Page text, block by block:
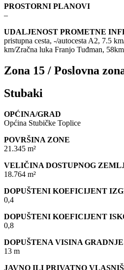
PROSTORNI PLANOVI
–
UDALJENOST PROMETNE
pristupna cesta, -/autocesta A2, 7.5
km/Zračna luka Franjo Tuđman, 58km
Zona 15 / Poslovna
Stubaki
OPĆINA/GRAD
Općina Stubičke Toplice
POVRŠINA ZONE
21.345 m²
VELIČINA DOSTUPNOG
18.764 m²
DOPUŠTENI KOEFICIJENT
0,4
DOPUŠTENI KOEFICIJENT
0,8
DOPUŠTENA VISINA GRADNJE
13 m
JAVNO ILI PRIVATNO